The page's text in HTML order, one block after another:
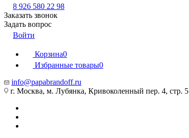
8 926 580 22 98
Заказать звонок
Задать вопрос
Войти
Корзина0
Избранные товары0
info@papabrandoff.ru
г. Москва, м. Лубянка, Кривоколенный пер. 4, стр. 5